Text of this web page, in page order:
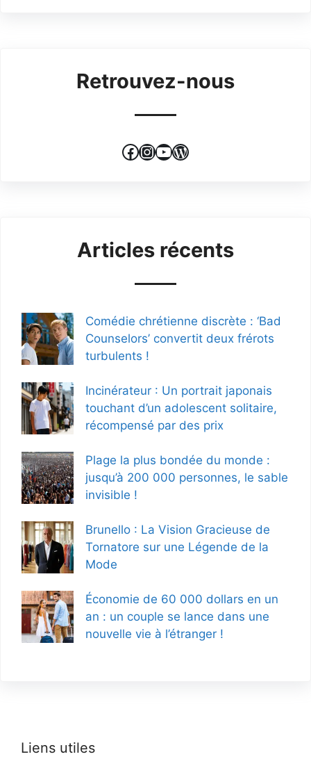
Retrouvez-nous
Facebook
Instagram
YouTube
WordPress
Articles récents
Comédie chrétienne discrète : ‘Bad
Counselors’ convertit deux frérots
turbulents !
Incinérateur : Un portrait japonais
touchant d’un adolescent solitaire,
récompensé par des prix
Plage la plus bondée du monde :
jusqu’à 200 000 personnes, le sable
invisible !
Brunello : La Vision Gracieuse de
Tornatore sur une Légende de la
Mode
Économie de 60 000 dollars en un
an : un couple se lance dans une
nouvelle vie à l’étranger !
Liens utiles